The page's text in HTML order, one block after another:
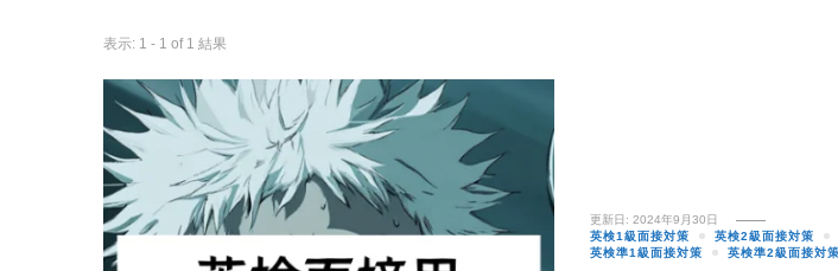
表示: 1 - 1 of 1 結果
更新日:2024年9月30日
英検1級面接対策
英検2級面接対策
英検準1級面接対策
英検準2級面接対策